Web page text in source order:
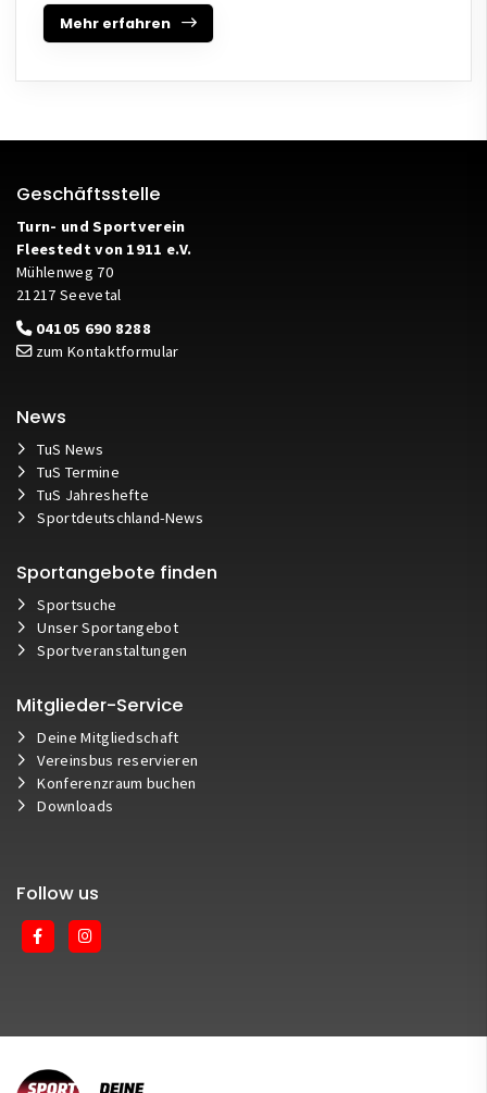
Mehr erfahren
Geschäftsstelle
Turn- und Sportverein
Fleestedt von 1911 e.V.
Mühlenweg 70
21217 Seevetal
04105 690 8288
zum Kontaktformular
News
TuS News
TuS Termine
TuS Jahreshefte
Sportdeutschland-News
Sportangebote finden
Sportsuche
Unser Sportangebot
Sportveranstaltungen
Mitglieder-Service
Deine Mitgliedschaft
Vereinsbus reservieren
Konferenzraum buchen
Downloads
Follow us